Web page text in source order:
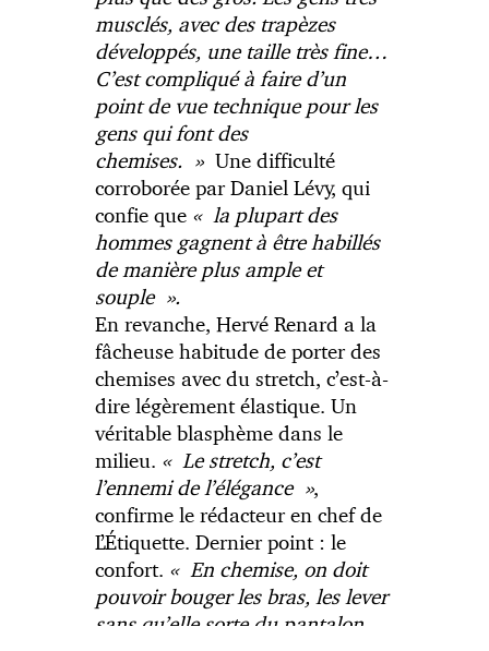
musclés, avec des trapèzes
développés, une taille très fine…
C’est compliqué à faire d’un
point de vue technique pour les
gens qui font des
chemises. »Une difficulté
corroborée par Daniel Lévy, qui
confie que « la plupart des
hommes gagnent à être habillés
de manière plus ample et
souple ».
En revanche, Hervé Renard a la
fâcheuse habitude de porter des
chemises avec du stretch, c’est-à-
dire légèrement élastique. Un
véritable blasphème dans le
milieu. « Le stretch, c’est
l’ennemi de l’élégance »,
confirme le rédacteur en chef de
L’Étiquette. Dernier point : le
confort. « En chemise, on doit
pouvoir bouger les bras, les lever
sans qu’elle sorte du pantalon,